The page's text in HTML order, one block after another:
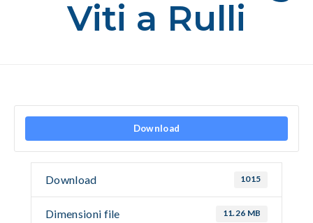
Viti a Rulli
Download
Download 1015
Dimensioni file 11.26 MB